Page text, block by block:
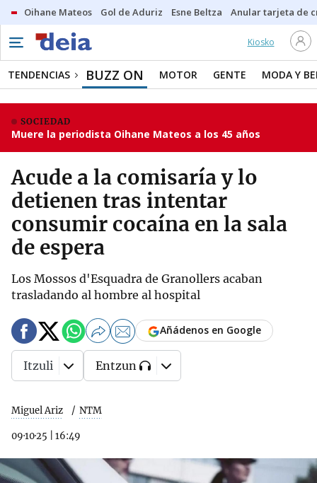
Oihane Mateos Gol de Aduriz Esne Beltza Anular tarjeta de
Kiosko
TENDENCIAS BUZZ ON MOTOR GENTE MODA Y
SOCIEDAD
Muere la periodista Oihane Mateos a los 45 años
Acude a la comisaría y lo
detienen tras intentar
consumir cocaína en la sala
de espera
Los Mossos d'Esquadra de Granollers acaban
trasladando al hombre al hospital
Miguel Ariz NTM
09·10·25 16:49
Añádenos en Google
Itzuli Entzun